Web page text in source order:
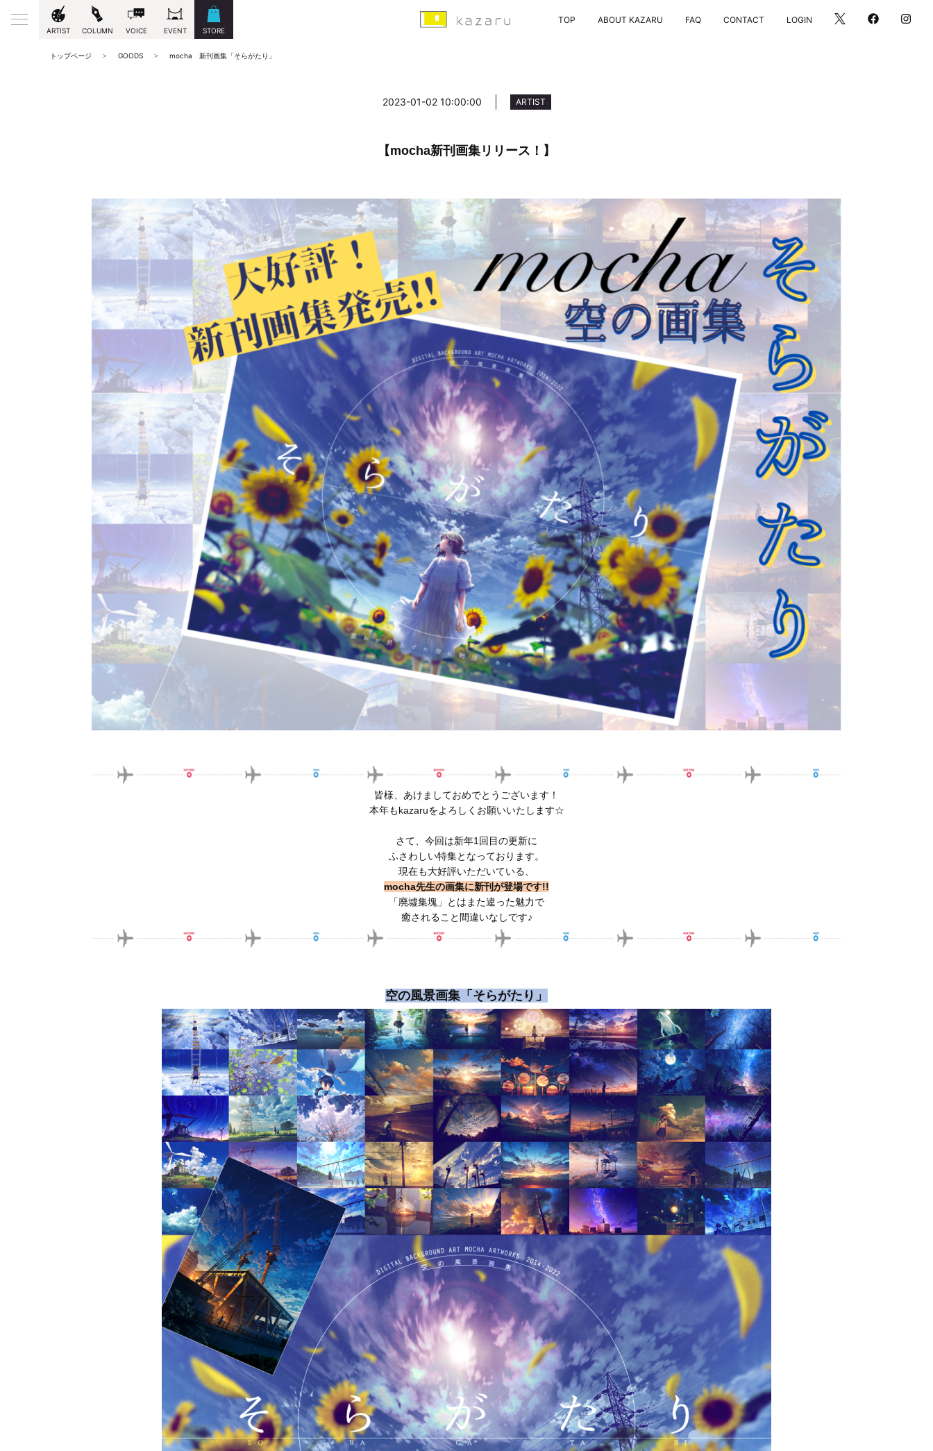
ARTIST COLUMN VOICE EVENT STORE
TOP ABOUT KAZARU FAQ CONTACT LOGIN
トップページ GOODS mocha 新刊画集「そらがたり」
2023-01-02 10:00:00 ARTIST
【mocha新刊画集リリース！】
皆様、あけましておめでとうございます！
本年もkazaruをよろしくお願いいたします☆
さて、今回は新年1回目の更新に
ふさわしい特集となっております。
現在も大好評いただいている、
mocha先生の画集に新刊が登場です!!
「廃墟集塊」とはまた違った魅力で
癒されること間違いなしです♪
空の風景画集「そらがたり」